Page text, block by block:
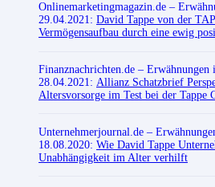
Onlinemarketingmagazin.de –
29.04.2021: David Tappe von der
Vermögensaufbau durch eine ewig
Finanznachrichten.de – Erwähnungen
28.04.2021: Allianz Schatzbrief
Altersvorsorge im Test bei der Tappe
Unternehmerjournal.de –
18.08.2020: Wie David Tappe
Unabhängigkeit im Alter verhilft